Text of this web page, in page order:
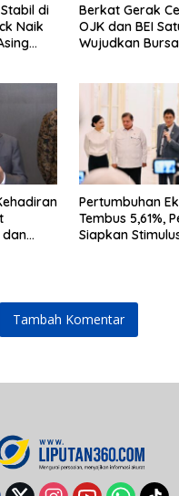
di
Naik
Berkat Gerak
OJK dan BEI
Wujudkan
dan
Pertumbuhan
Tembus 5,61%,
Siapkan
Tambah Komentar